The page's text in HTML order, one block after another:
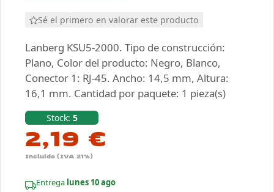
Sé el primero en valorar este producto
Lanberg KSU5-2000. Tipo de construcción:
Plano, Color del producto: Negro, Blanco,
Conector 1: RJ-45. Ancho: 14,5 mm, Altura:
16,1 mm. Cantidad por paquete: 1 pieza(s)
Stock: 5
2,19 €
Incluido (IVA 21%)
Entrega lunes 10 ago